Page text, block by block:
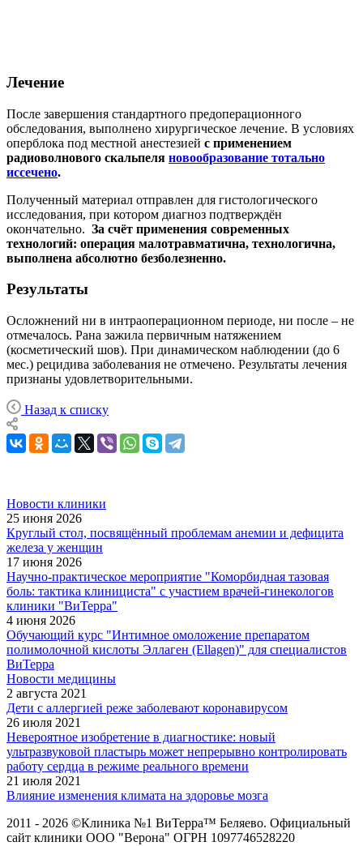
Лечение
После завершения стандартного предоперационного
обследования, выполнено хирургическое лечение. В условиях
оперблока под местной анестезией с применением
радиоволнового скальпеля новообразование тотально
иссечено.
Полученный материал отправлен для гистологического
исследования, при котором диагноз подтверждён
окончательно. За счёт применения современных
технологий: операция малотравматична, технологична,
выполнена абсолютно безболезненно.
Результаты
Осложнений ни в интраоперационном периоде, ни после – не
отмечалось. Рана зажила первичным натяжением
(косметический шов). При динамическом наблюдении (до 6
мес.) рецидива заболевания не отмечено. Результаты лечения
признаны удовлетворительными.
Назад к списку
Новости клиники
25 июня 2026
Круглый стол, посвящённый проблемам анемии и дефицита
железа у женщин
17 июня 2026
Научно-практическое мероприятие "Коморбидная тазовая
боль: тактика клинициста" с участием врачей-гинекологов
клиники "ВиТерра"
4 июня 2026
Обучающий курс "Интимное омоложение препаратом
полимолочной кислоты Эллаген (Ellagen)" для специалистов
ВиТерра
Новости медицины
2 августа 2021
Дети с аллергией реже заболевают коронавирусом
26 июля 2021
Невероятное изобретение в диагностике: новый
ультразвуковой пластырь может непрерывно контролировать
работу сердца в режиме реального времени
21 июля 2021
Влияние изменения климата на здоровье мозга
2011 - 2026 ©Клиника №1 ВиТерра™ Беляево. Официальный
сайт клиники ООО "Верона" ОГРН 1097746528220